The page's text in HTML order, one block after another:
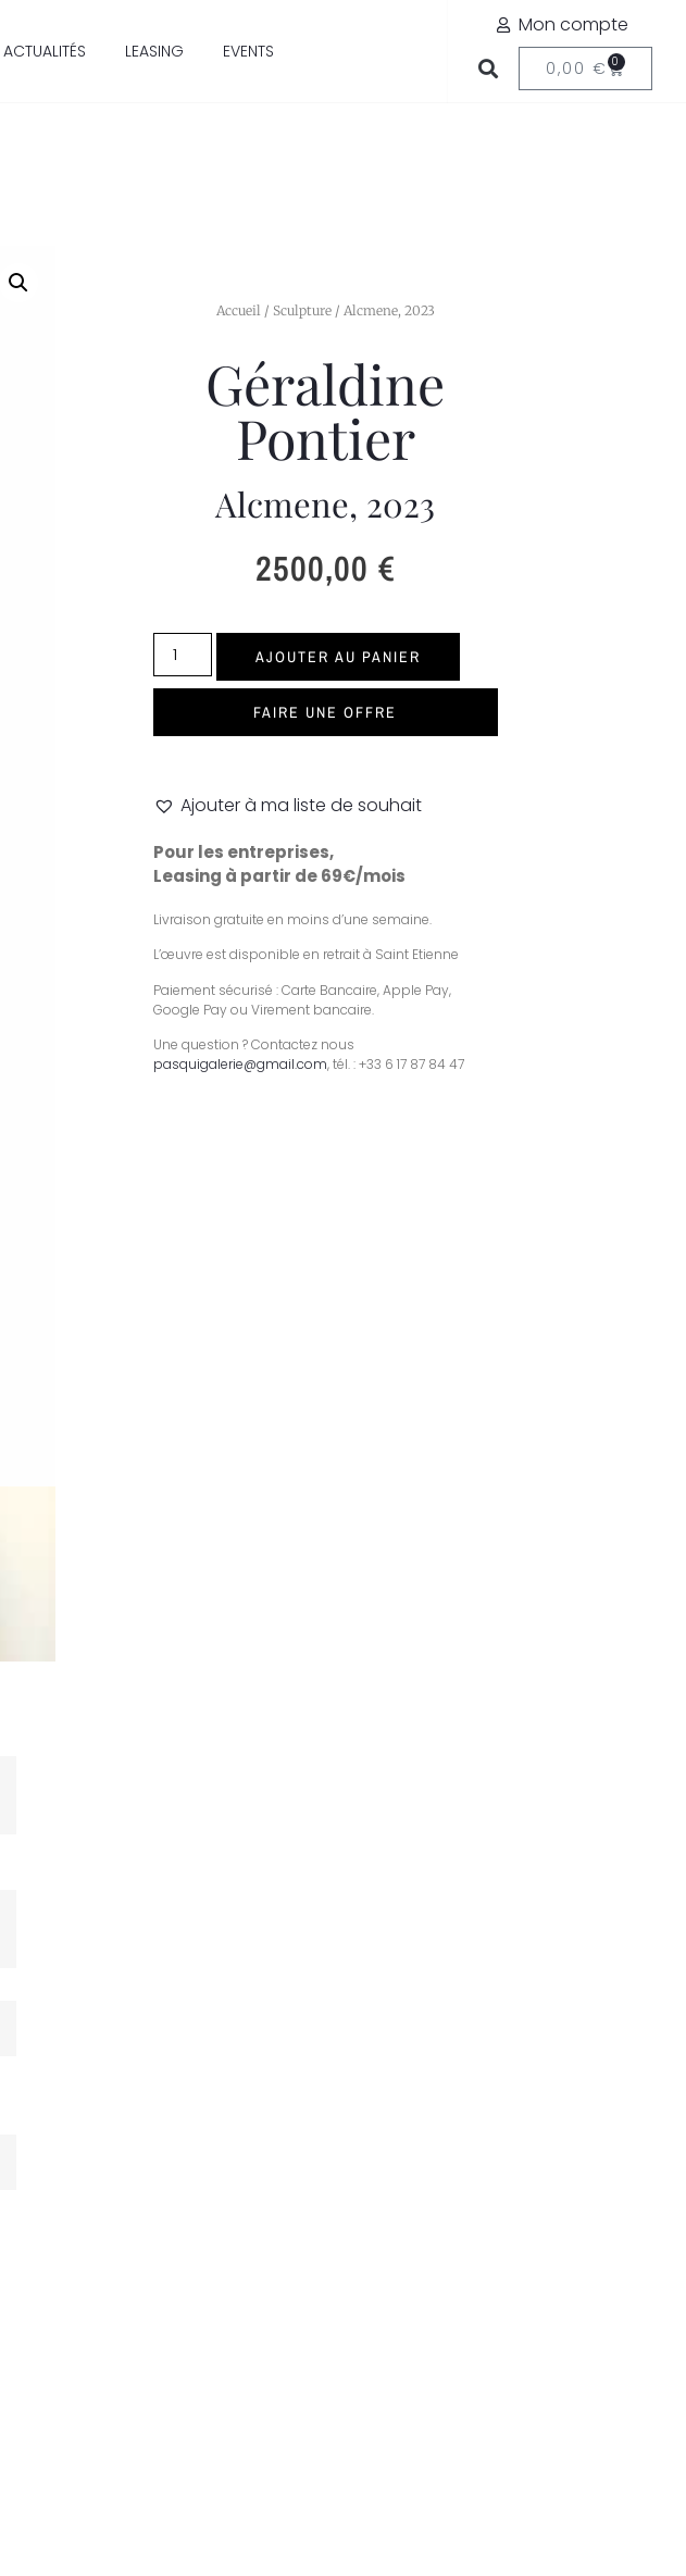
ACTUALITÉS LEASING EVENTS
Mon compte
0,00 € 0
Accueil/ Sculpture/ Alcmene, 2023
Géraldine
Pontier
Alcmene, 2023
2500,00 €
AJOUTER AU PANIER
FAIRE UNE OFFRE
Ajouter à ma liste de souhait
Pour les entreprises,
Leasing à partir de 69€/mois
Livraison gratuite en moins d’une semaine.
L’œuvre est disponible en retrait à Saint Etienne
Paiement sécurisé : Carte Bancaire, Apple Pay,
Google Pay ou Virement bancaire.
Une question ? Contactez nous
pasquigalerie@gmail.com, tél. : +33 6 17 87 84 47